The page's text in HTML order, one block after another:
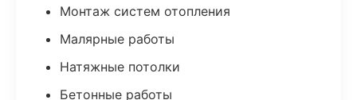
Монтаж систем отопления
Малярные работы
Натяжные потолки
Бетонные работы